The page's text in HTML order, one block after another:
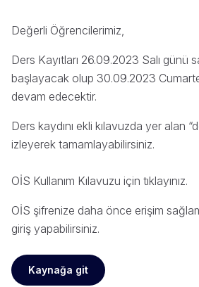
Değerli Öğrencilerimiz,
Ders Kayıtları 26.09.2023 Salı günü
başlayacak olup 30.09.2023
devam edecektir.
Ders kaydını ekli kılavuzda yer alan
izleyerek tamamlayabilirsiniz.
OİS Kullanım Kılavuzu için tıklayınız.
OİS şifrenize daha önce erişim
giriş yapabilirsiniz.
Kaynağa git